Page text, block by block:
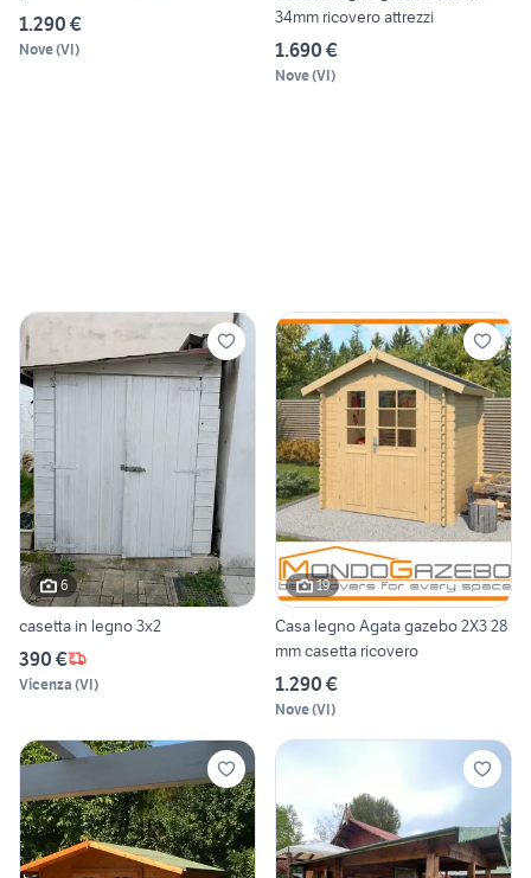
1.290 €
Nove(VI)
34mm ricovero attrezzi
1.690 €
Nove(VI)
6
casetta in legno 3x2
390 €
Vicenza (VI)
19
Casa legno Agata gazebo 2X3 28
mm casetta ricovero
1.290 €
Nove(VI)